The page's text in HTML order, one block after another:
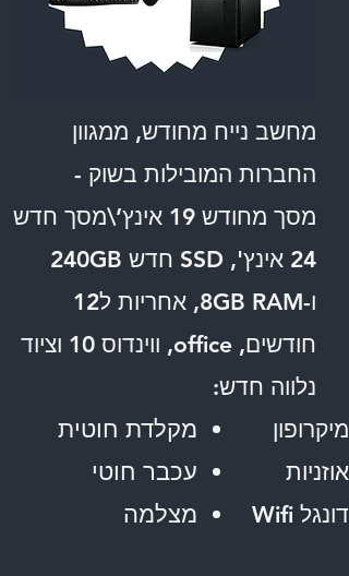
מחשב נייח מחודש, ממגוון
החברות המובילות בשוק -
מסך מחודש 19 אינץ’\מסך חדש
24 אינץ', SSD חדש 240GB
ו-8GB RAM, אחריות ל12
חודשים, office, ווינדוס 10 וציוד
נלווה חדש:
מקלדת חוטית
עכבר חוטי
מצלמה
מיקרופון
אוזניות
דונגל Wifi